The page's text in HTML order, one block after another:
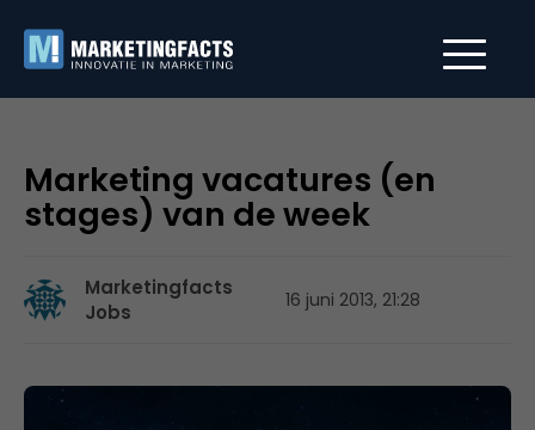
Marketing vacatures (en
stages) van de week
Marketingfacts
Jobs
16 juni 2013, 21:28